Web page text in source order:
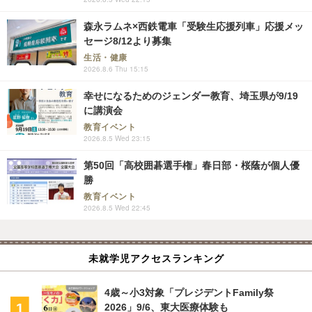
森永ラムネ×西鉄電車「受験生応援列車」応援メッ
セージ8/12より募集
生活・健康
2026.8.6 Thu 15:15
幸せになるためのジェンダー教育、埼玉県が9/19
に講演会
教育イベント
2026.8.5 Wed 23:15
第50回「高校囲碁選手権」春日部・桜蔭が個人優
勝
教育イベント
2026.8.5 Wed 22:45
未就学児アクセスランキング
4歳～小3対象「プレジデントFamily祭
2026」9/6、東大医療体験も